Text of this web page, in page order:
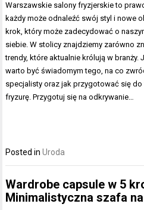
Warszawskie salony fryzjerskie to
każdy może odnaleźć swój styl i nowe
krok, który może zadecydować o
siebie. W stolicy znajdziemy zarówno
trendy, które aktualnie królują w
warto być świadomym tego, na co
specjalisty oraz jak przygotować się
fryzurę. Przygotuj się na odkrywanie…
Posted inUroda
Wardrobe capsule w 5
Minimalistyczna szafa